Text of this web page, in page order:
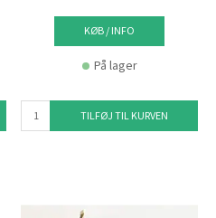
KØB / INFO
På lager
TILFØJ TIL KURVEN